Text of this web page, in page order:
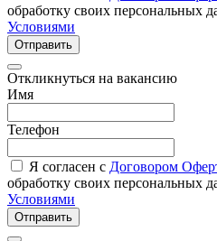
обработку своих персональных
Условиями
Отправить
Откликнуться на вакансию
Имя
Телефон
Я согласен с Договором
обработку своих персональных
Условиями
Отправить